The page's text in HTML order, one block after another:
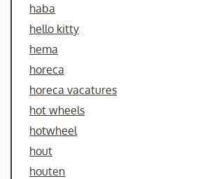
haba
hello kitty
hema
horeca
horeca vacatures
hot wheels
hotwheel
hout
houten